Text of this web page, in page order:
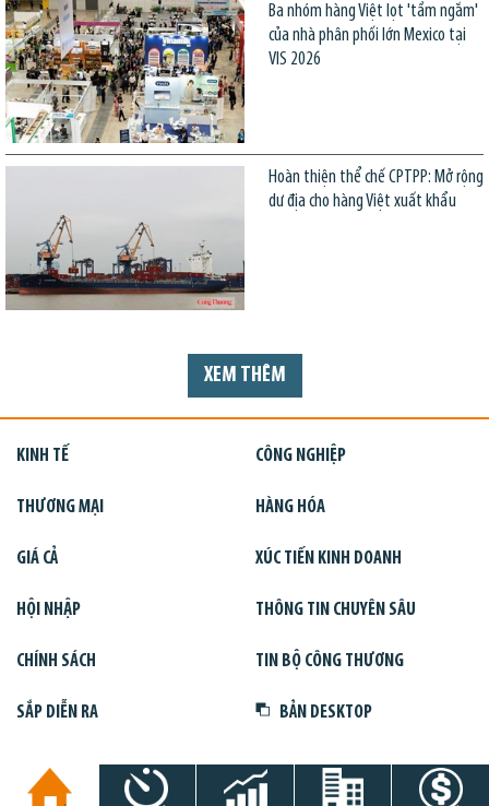
Ba nhóm hàng Việt lọt 'tầm ngắm'
của nhà phân phối lớn Mexico tại
VIS 2026
Hoàn thiện thể chế CPTPP: Mở rộng
dư địa cho hàng Việt xuất khẩu
XEM THÊM
KINH TẾ CÔNG NGHIỆP
THƯƠNG MẠI HÀNG HÓA
GIÁ CẢ XÚC TIẾN KINH DOANH
HỘI NHẬP THÔNG TIN CHUYÊN SÂU
CHÍNH SÁCH TIN BỘ CÔNG THƯƠNG
SẮP DIỄN RA BẢN DESKTOP